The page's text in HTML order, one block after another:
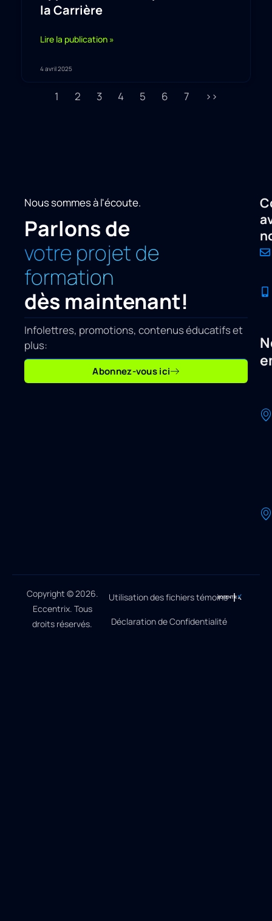
la Carrière
Lire la publication »
4 avril 2025
1 2 3 4 5 6 7 >>
Nous sommes à l'écoute.
Parlons de
votre projet de
formation
dès maintenant!
Infolettres, promotions, contenus éducatifs et
plus:
Abonnez-vous ici
Copyright © 2026.
Eccentrix. Tous
droits réservés.
Utilisation des fichiers témoins
Déclaration de Confidentialité